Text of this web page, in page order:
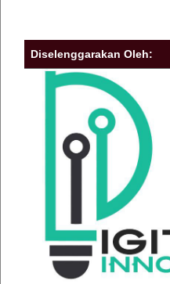
Diselenggarakan Oleh: